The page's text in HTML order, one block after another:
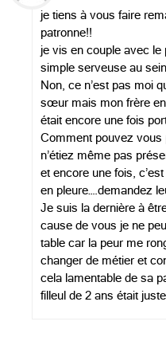
je tiens à vous faire
patronne!!
je vis en couple avec le
simple serveuse au
Non, ce n’est pas moi
sœur mais mon frère
était encore une fois
Comment pouvez vous
n’étiez même pas
et encore une fois,
en pleure….demandez
Je suis la dernière à
cause de vous je ne
table car la peur me
changer de métier et
cela lamentable de sa
filleul de 2 ans était